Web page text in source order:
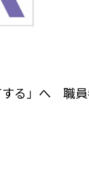
る」へ 職